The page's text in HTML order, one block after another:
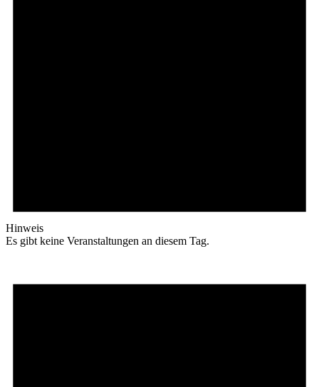
Hinweis
Es gibt keine Veranstaltungen an diesem Tag.